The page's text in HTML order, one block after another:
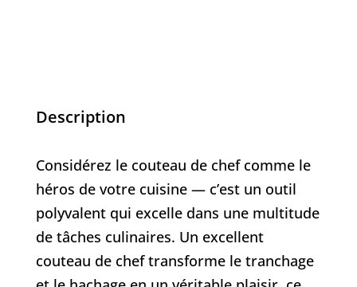
|
romarin
Description
Considérez le couteau de chef comme le
héros de votre cuisine — c’est un outil
polyvalent qui excelle dans une multitude
de tâches culinaires. Un excellent
couteau de chef transforme le tranchage